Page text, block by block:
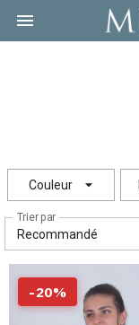
Couleur
Trier par
Recommandé
-20%